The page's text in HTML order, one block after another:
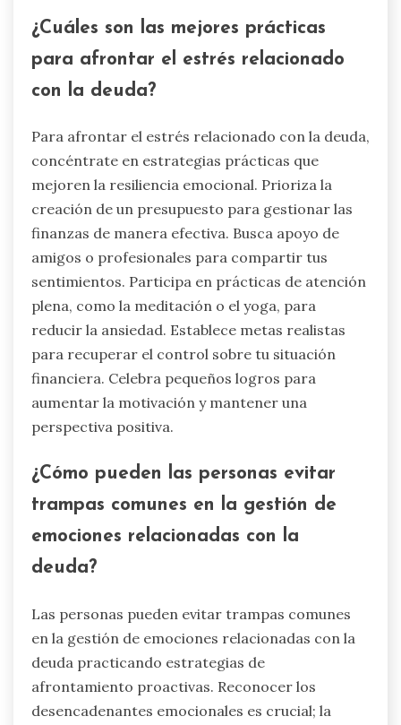
¿Cuáles son las mejores prácticas
para afrontar el estrés relacionado
con la deuda?
Para afrontar el estrés relacionado con la deuda,
concéntrate en estrategias prácticas que
mejoren la resiliencia emocional. Prioriza la
creación de un presupuesto para gestionar las
finanzas de manera efectiva. Busca apoyo de
amigos o profesionales para compartir tus
sentimientos. Participa en prácticas de atención
plena, como la meditación o el yoga, para
reducir la ansiedad. Establece metas realistas
para recuperar el control sobre tu situación
financiera. Celebra pequeños logros para
aumentar la motivación y mantener una
perspectiva positiva.
¿Cómo pueden las personas evitar
trampas comunes en la gestión de
emociones relacionadas con la
deuda?
Las personas pueden evitar trampas comunes
en la gestión de emociones relacionadas con la
deuda practicando estrategias de
afrontamiento proactivas. Reconocer los
desencadenantes emocionales es crucial; la